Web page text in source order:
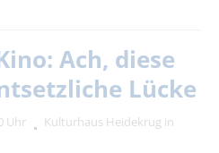
Ach, diese
Lücke
Uhr
Kulturhaus Heidekrug in